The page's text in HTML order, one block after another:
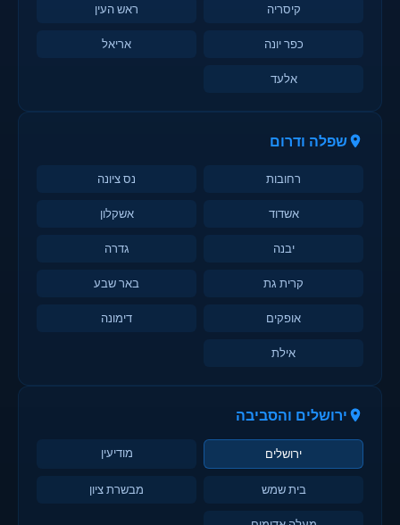
קיסריה ראש העין
כפר יונה אריאל
אלעד
שפלה ודרום
רחובות נס ציונה
אשדוד אשקלון
יבנה גדרה
קרית גת באר שבע
אופקים דימונה
אילת
ירושלים והסביבה
ירושלים מודיעין
בית שמש מבשרת ציון